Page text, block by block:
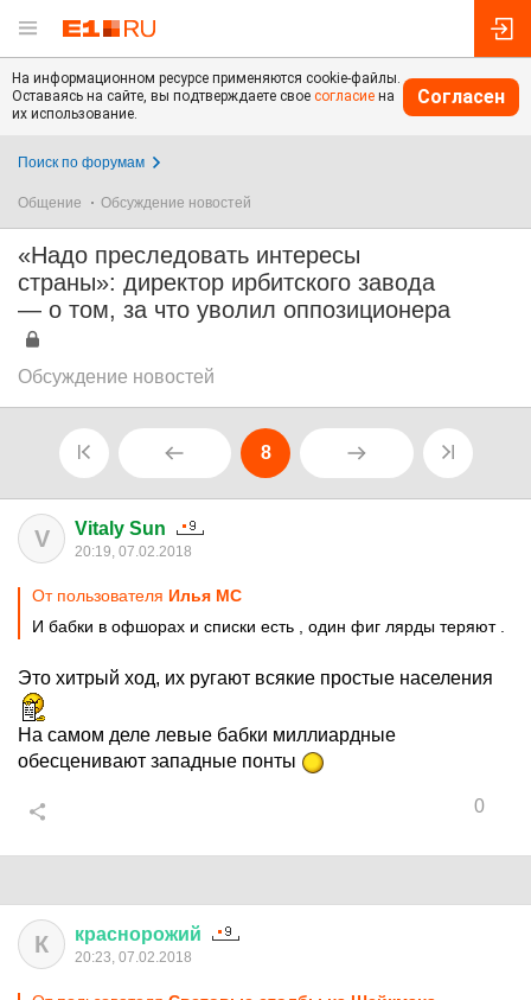
На информационном ресурсе применяются cookie-файлы.
Оставаясь на сайте, вы подтверждаете свое согласие на
их использование.
Согласен
Поиск по форумам
Общение Обсуждение новостей
«Надо преследовать интересы
страны»: директор ирбитского завода
— о том, за что уволил оппозиционера
Обсуждение новостей
8
V Vitaly Sun
20:19, 07.02.2018
От пользователя Илья MC
И бабки в офшорах и списки есть , один фиг лярды теряют .
Это хитрый ход, их ругают всякие простые населения
На самом деле левые бабки миллиардные
обесценивают западные понты
0
К краснорожий
20:23, 07.02.2018